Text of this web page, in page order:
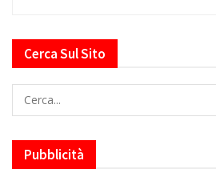
Cerca Sul Sito
Pubblicità